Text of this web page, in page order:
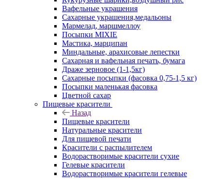
Вафельные украшения
Сахарные украшения,медальоны
Мармелад, маршмеллоу
Посыпки MIXIE
Мастика, марципан
Миндальные, арахисовые лепестки
Сахарная и вафельная печать, бумага
Драже зерновое (1-1,5кг)
Сахарные посыпки (фасовка 0,75-1,5 кг)
Посыпки маленькая фасовка
Цветной сахар
Пищевые красители
Назад
Пищевые красители
Натуральные красители
Для пищевой печати
Красители с распылителем
Водорастворимые красители сухие
Гелевые красители
Водорастворимые красители гелевые